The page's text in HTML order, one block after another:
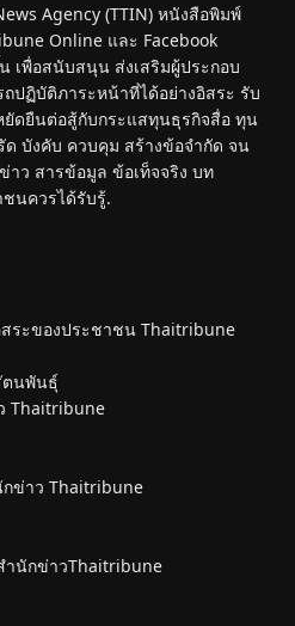
Agency (TTIN) หนังสือพิมพ์
Online และ Facebook
เพื่อสนับสนุน ส่งเสริมผู้ประกอบ
ปฏิบัติภาระหน้าที่ได้อย่างอิสระ รับ
ดยืนต่อสู้กับกระแสทุนธุรกิจสื่อ ทุน
บังคับ ควบคุม สร้างข้อจำกัด จน
าว สารข้อมูล ข้อเท็จจริง บท
ชนควรได้รับรู้.
ระของประชาชน Thaitribune
ตนพันธุ์
Thaitribune
ข่าว Thaitribune
ำนักข่าวThaitribune